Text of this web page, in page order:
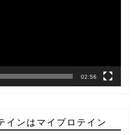
02:56
インはマイプロテイン